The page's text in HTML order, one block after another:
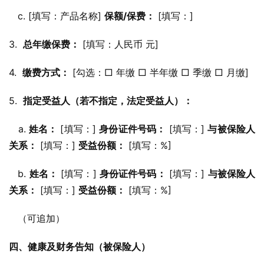
   c. [填写：产品名称]
保额/保费： [填写：]
3. 总年缴保费： [填写：人民币 元]
4. 缴费方式： [勾选：□ 年缴 □ 半年缴 □ 季缴 □ 月缴]
5. 指定受益人（若不指定，法定受益人）：
   a.
姓名： [填写：] 身份证件号码： [填写：] 与被保险人
关系： [填写：] 受益份额： [填写：%]
   b.
姓名： [填写：] 身份证件号码： [填写：] 与被保险人
关系： [填写：] 受益份额： [填写：%]
   （可追加）
四、健康及财务告知（被保险人）